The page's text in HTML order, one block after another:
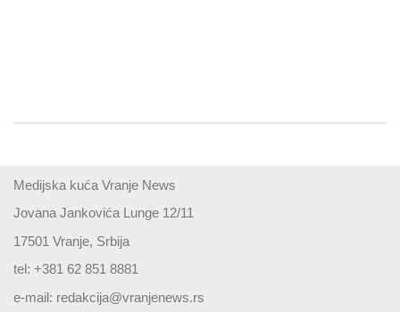
Medijska kuća Vranje News
Jovana Jankovića Lunge 12/11
17501 Vranje, Srbija
tel: +381 62 851 8881
e-mail: redakcija@vranjenews.rs